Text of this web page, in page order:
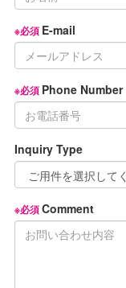
※必須 E-mail
※必須 Phone Number
Inquiry Type
※必須Comment